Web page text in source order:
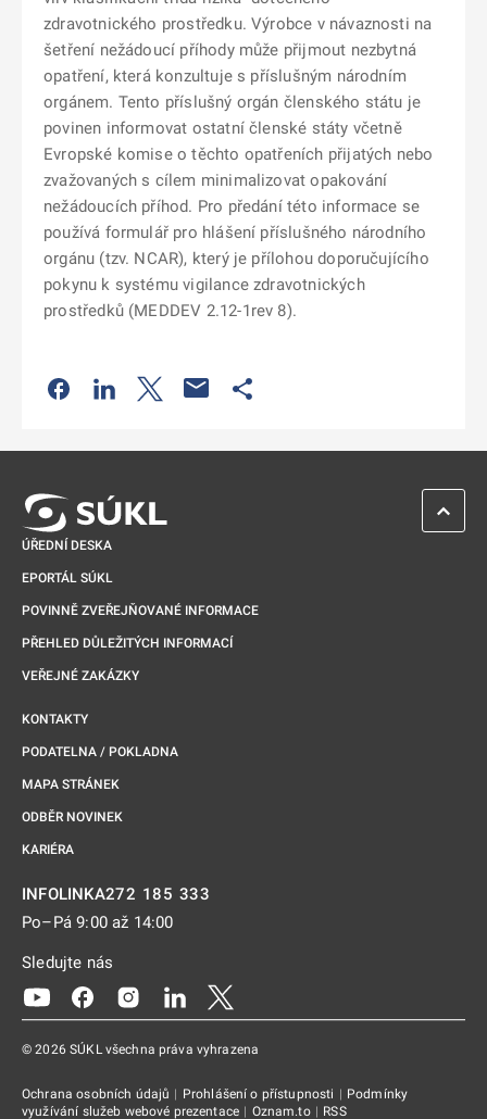
zdravotnického prostředku. Výrobce v návaznosti na
šetření nežádoucí příhody může přijmout nezbytná
opatření, která konzultuje s příslušným národním
orgánem. Tento příslušný orgán členského státu je
povinen informovat ostatní členské státy včetně
Evropské komise o těchto opatřeních přijatých nebo
zvažovaných s cílem minimalizovat opakování
nežádoucích příhod. Pro předání této informace se
používá formulář pro hlášení příslušného národního
orgánu (tzv. NCAR), který je přílohou doporučujícího
pokynu k systému vigilance zdravotnických
prostředků (MEDDEV 2.12-1rev 8).
Odkaz se otevře na nové kartě
Odkaz se otevře na nové kartě
Odkaz se otevře na nové kartě
ÚŘEDNÍ DESKA
EPORTÁL SÚKL
POVINNĚ ZVEŘEJŇOVANÉ INFORMACE
PŘEHLED DŮLEŽITÝCH INFORMACÍ
VEŘEJNÉ ZAKÁZKY
KONTAKTY
PODATELNA / POKLADNA
MAPA STRÁNEK
ODBĚR NOVINEK
KARIÉRA
INFOLINKA272 185 333
Po–Pá 9:00 až 14:00
Sledujte nás
Odkaz se otevře na nové kartě
Odkaz se otevře na nové kartě
Odkaz se otevře na nové kartě
Odkaz se otevře na nové kartě
© 2026 SÚKL všechna práva vyhrazena
Ochrana osobních údajů | Prohlášení o přístupnosti | Podmínky
využívání služeb webové prezentace | Oznam.to | RSS
ZPĚT